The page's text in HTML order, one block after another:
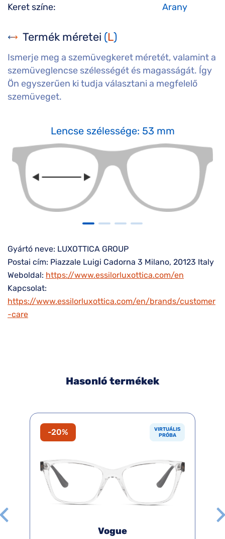
Keret színe: Arany
Termék méretei (L)
Ismerje meg a szemüvegkeret méretét, valamint a
szemüveglencse szélességét és magasságát. Így
Ön egyszerűen ki tudja választani a megfelelő
szemüveget.
Lencse szélessége: 53 mm
Gyártó neve: LUXOTTICA GROUP
Postai cím: Piazzale Luigi Cadorna 3 Milano, 20123 Italy
Weboldal: https://www.essilorluxottica.com/en
Kapcsolat:
https://www.essilorluxottica.com/en/brands/customer
-care
Hasonló termékek
-20%
VIRTUÁLIS
PRÓBA
Vogue